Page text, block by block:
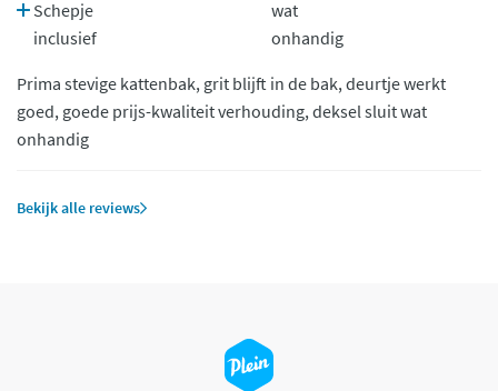
Schepje
inclusief
wat
onhandig
Prima stevige kattenbak, grit blijft in de bak, deurtje werkt
goed, goede prijs-kwaliteit verhouding, deksel sluit wat
onhandig
Bekijk alle reviews